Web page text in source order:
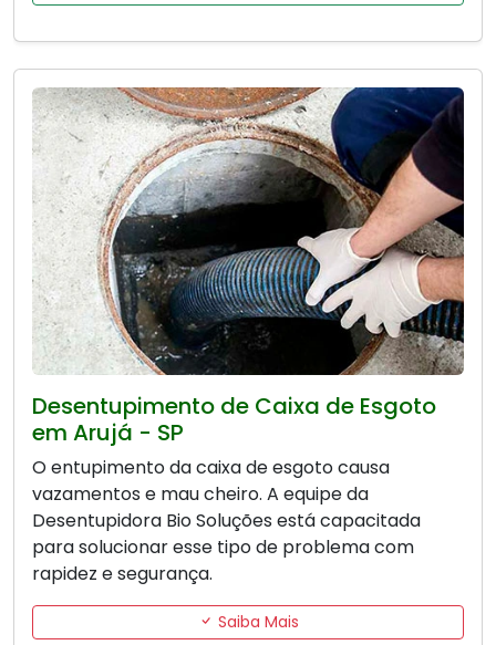
Desentupimento de Caixa de Esgoto
em Arujá - SP
O entupimento da caixa de esgoto causa
vazamentos e mau cheiro. A equipe da
Desentupidora Bio Soluções está capacitada
para solucionar esse tipo de problema com
rapidez e segurança.
Saiba Mais